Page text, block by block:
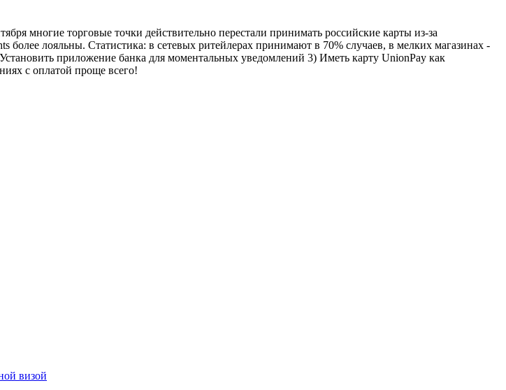
многие торговые точки действительно перестали принимать российские карты из-за
лояльны. Статистика: в сетевых ритейлерах принимают в 70% случаев, в мелких магазинах -
приложение банка для моментальных уведомлений 3) Иметь карту UnionPay как
с оплатой проще всего!
визой